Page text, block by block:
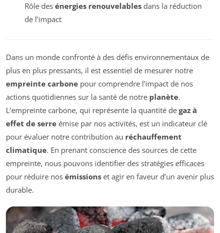
Rôle des énergies renouvelablesdans la réduction
de l’impact
Dans un monde confronté à des défis environnementaux de
plus en plus pressants, il est essentiel de mesurer notre
empreinte carbone pour comprendre l’impact de nos
actions quotidiennes sur la santé de notre planète.
L’empreinte carbone, qui représente la quantité de gaz à
effet de serre émise par nos activités, est un indicateur clé
pour évaluer notre contribution au réchauffement
climatique. En prenant conscience des sources de cette
empreinte, nous pouvons identifier des stratégies efficaces
pour réduire nos émissions et agir en faveur d’un avenir plus
durable.